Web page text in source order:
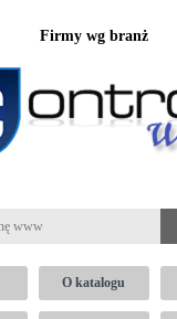
Firmy wg branż
O katalogu